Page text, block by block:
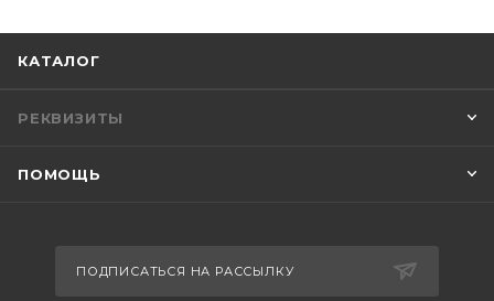
КАТАЛОГ
РЕКВИЗИТЫ
ПОМОЩЬ
ПОДПИСАТЬСЯ НА РАССЫЛКУ